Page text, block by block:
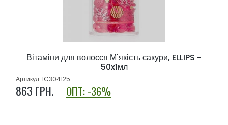
Вітаміни для волосся М'якість сакури, ELLIPS -
50x1мл
Артикул: IC304125
863 ГРН. ОПТ: -36%